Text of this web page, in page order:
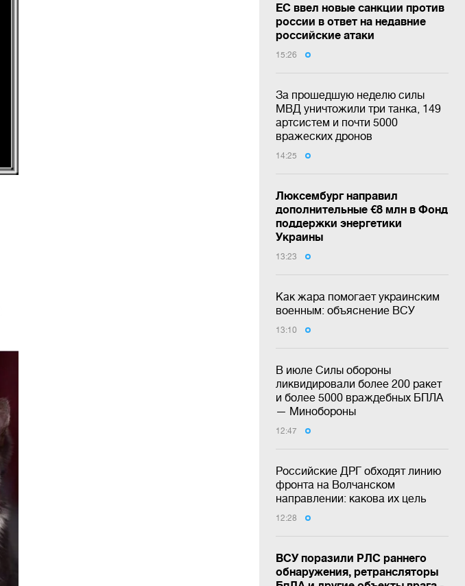
ЕС ввел новые санкции против
россии в ответ на недавние
российские атаки
15:26
За прошедшую неделю силы
МВД уничтожили три танка, 149
артсистем и почти 5000
вражеских дронов
14:25
Люксембург направил
дополнительные €8 млн в Фонд
поддержки энергетики
Украины
13:23
Как жара помогает украинским
военным: объяснение ВСУ
13:10
В июле Силы обороны
ликвидировали более 200 ракет
и более 5000 враждебных БПЛА
— Минобороны
12:47
Российские ДРГ обходят линию
фронта на Волчанском
направлении: какова их цель
12:28
ВСУ поразили РЛС раннего
обнаружения, ретрансляторы